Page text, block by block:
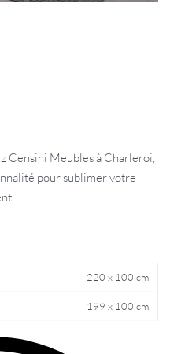
Censini Meubles à Charleroi,
pour sublimer votre
220 x 100 cm
199 x 100 cm